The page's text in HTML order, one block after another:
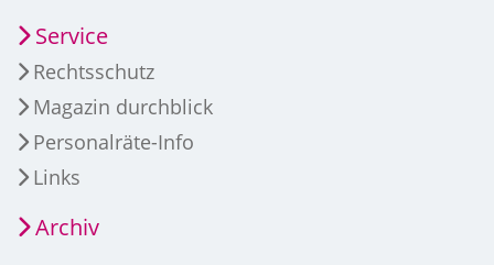
Service
Rechtsschutz
Magazin durchblick
Personalräte-Info
Links
Archiv